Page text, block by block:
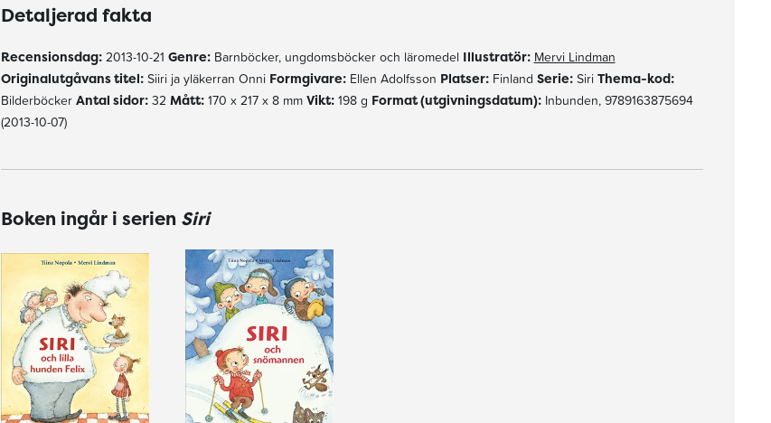
Detaljerad fakta
Recensionsdag:2013-10-21 Genre:Barnböcker, ungdomsböcker och läromedel Illustratör: Mervi Lindman
Originalutgåvans titel:Siiri ja yläkerran Onni Formgivare:Ellen Adolfsson Platser:Finland Serie:Siri Thema-kod:
Bilderböcker Antal sidor:32 Mått:170 x 217 x 8 mm Vikt:198 g Format (utgivningsdatum):Inbunden, 9789163875694
(2013-10-07)
Boken ingår i serien Siri